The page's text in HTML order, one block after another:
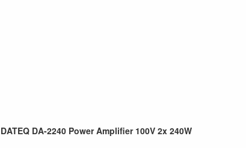
DATEQ DA-2240 Power Amplifier 100V 2x 240W